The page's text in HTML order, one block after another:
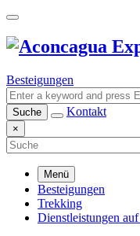
Besteigungen
Suche
Kontakt
×
Menü
Besteigungen
Trekking
Dienstleistungen